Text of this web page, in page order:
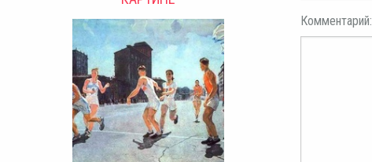
Комментарий: